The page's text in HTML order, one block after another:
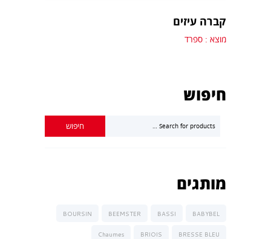
קברה עיזים
מוצא : ספרד
חיפוש
מותגים
BABYBEL
BASSI
BEEMSTER
BOURSIN
BRESSE BLEU
BRIOIS
Chaumes